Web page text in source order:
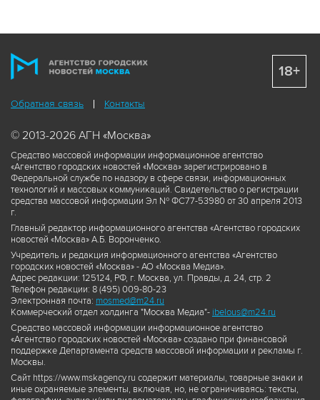
Обратная связь Контакты
© 2013-2026 АГН «Москва»
Средство массовой информации информационное агентство
«Агентство городских новостей «Москва» зарегистрировано в
Федеральной службе по надзору в сфере связи, информационных
технологий и массовых коммуникаций. Свидетельство о регистрации
средства массовой информации Эл № ФС77-53980 от 30 апреля 2013
г.
Главный редактор информационного агентства «Агентство городских
новостей «Москва» А.Б. Воронченко.
Учредитель и редакция информационного агентства «Агентство
городских новостей «Москва» - АО «Москва Медиа».
Адрес редакции: 125124, РФ, г. Москва, ул. Правды, д. 24, стр. 2
Телефон редакции: 8 (495) 009-80-23
Электронная почта: mosmed@m24.ru
Коммерческий отдел холдинга "Москва Медиа"- ibelous@m24.ru
Средство массовой информации информационное агентство
«Агентство городских новостей «Москва» создано при финансовой
поддержке Департамента средств массовой информации и рекламы г.
Москвы.
Сайт https://www.mskagency.ru содержит материалы, товарные знаки и
иные охраняемые элементы, включая, но, не ограничиваясь: тексты,
18+